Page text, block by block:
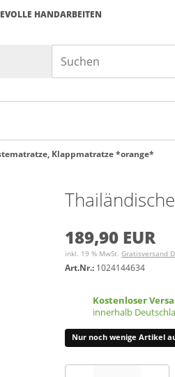
HANDARBEITEN
Klappmatratze *orange*
189,90 EUR
inkl. 19 % MwSt.Gratisversand
Art.Nr.: 1024144634
Kostenloser
innerhalb
Nur noch wenige Artikel